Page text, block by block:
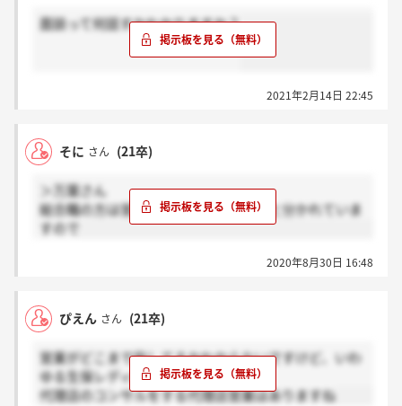
面談って何話すかわかりますか？
2021年2月14日 22:45
そに さん (21卒)
＞万葉さん
総合職の方は営業ないですよ！営業職と分かれていま
すので
2020年8月30日 16:48
ぴえん さん (21卒)
営業がどこまで指してるかわからないですけど、いわ
ゆる生保レディ的な営業はないですよ
代理店のコンサルをする代理店営業はありますね